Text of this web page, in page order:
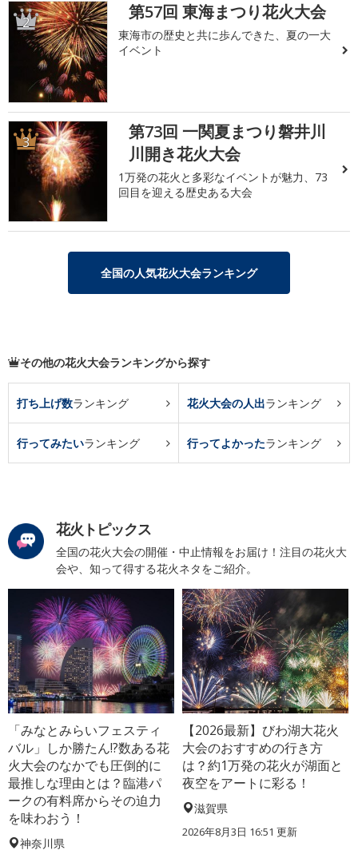
2 第57回 東海まつり花火大会
東海市の歴史と共に歩んできた、夏の一大
イベント
3
第73回 一関夏まつり磐井川
川開き花火大会
1万発の花火と多彩なイベントが魅力、73
回目を迎える歴史ある大会
全国の人気花火大会ランキング
その他の花火大会ランキングから探す
打ち上げ数ランキング 花火大会の人出ランキング
行ってみたいランキング 行ってよかったランキング
花火トピックス
全国の花火大会の開催・中止情報をお届け！注目の花火大
会や、知って得する花火ネタをご紹介。
「みなとみらいフェスティ
バル」しか勝たん!?数ある花
火大会のなかでも圧倒的に
最推しな理由とは？臨港パ
ークの有料席からその迫力
を味わおう！
神奈川県
【2026最新】びわ湖大花火
大会のおすすめの行き方
は？約1万発の花火が湖面と
夜空をアートに彩る！
滋賀県
2026年8月3日 16:51 更新